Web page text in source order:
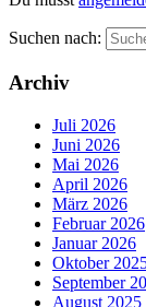
Suchen nach:
Archiv
Juli 2026
Juni 2026
Mai 2026
April 2026
März 2026
Februar 2026
Januar 2026
Oktober
September
August 2025